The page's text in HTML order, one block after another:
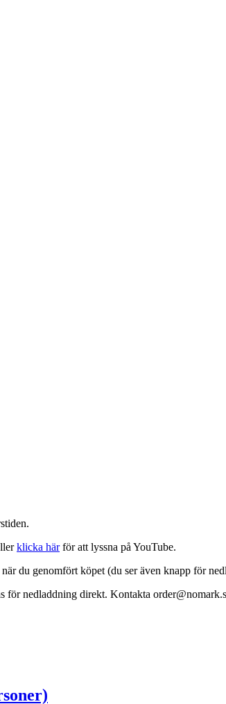
klicka härför att lyssna på YouTube.
du genomfört köpet (du ser även knapp för
nedladdning direkt. Kontakta